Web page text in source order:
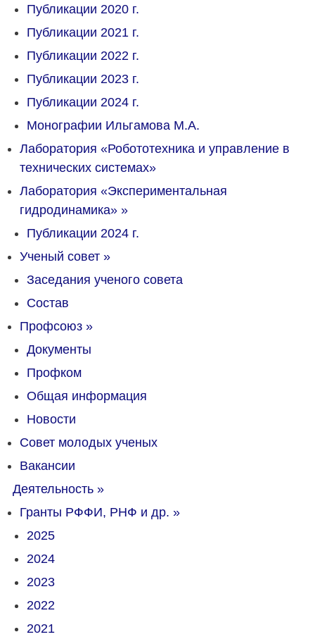
Публикации 2020 г.
Публикации 2021 г.
Публикации 2022 г.
Публикации 2023 г.
Публикации 2024 г.
Монографии Ильгамова М.А.
Лаборатория «Робототехника и управление в
технических системах»
Лаборатория «Экспериментальная
гидродинамика» »
Публикации 2024 г.
Ученый совет »
Заседания ученого совета
Состав
Профсоюз »
Документы
Профком
Общая информация
Новости
Совет молодых ученых
Вакансии
Деятельность »
Гранты РФФИ, РНФ и др. »
2025
2024
2023
2022
2021